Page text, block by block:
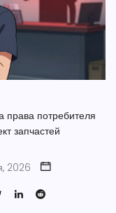
права потребителя
запчастей
2026